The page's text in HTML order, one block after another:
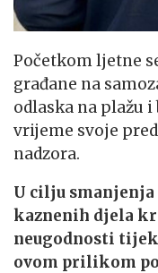
Početkom ljetne
građane na
odlaska na plažu
vrijeme svoje
nadzora.
U cilju
kaznenih djela
neugodnosti
ovom prilikom